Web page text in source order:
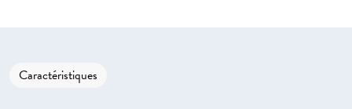
Caractéristiques